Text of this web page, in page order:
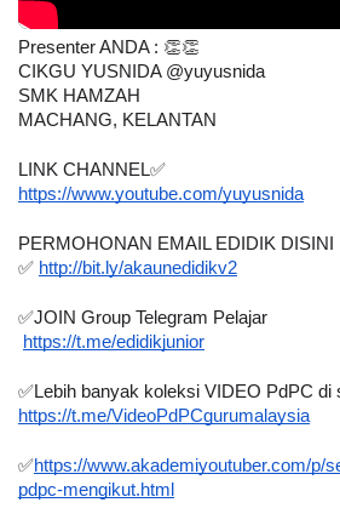
Presenter ANDA : 👏👏
CIKGU YUSNIDA @yuyusnida
SMK HAMZAH
MACHANG, KELANTAN
LINK CHANNEL✅
https://www.youtube.com/yuyusnida
PERMOHONAN EMAIL EDIDIK DISINI
✅ http://bit.ly/akaunedidikv2
✅JOIN Group Telegram Pelajar
https://t.me/edidikjunior
✅Lebih banyak koleksi VIDEO PdPC di
https://t.me/VideoPdPCgurumalaysia
✅https://www.akademiyoutuber.com/p/
pdpc-mengikut.html